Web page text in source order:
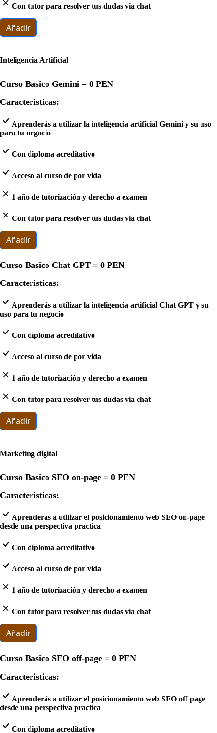
Con tutor para resolver tus dudas via chat
Añadir
Inteligencia Artificial
Curso Basico Gemini = 0 PEN
Caracteristicas:
Aprenderás a utilizar la inteligencia artificial Gemini y su uso
para tu negocio
Con diploma acreditativo
Acceso al curso de por vida
1 año de tutorización y derecho a examen
Con tutor para resolver tus dudas via chat
Añadir
Curso Basico Chat GPT = 0 PEN
Caracteristicas:
Aprenderás a utilizar la inteligencia artificial Chat GPT y su
uso para tu negocio
Con diploma acreditativo
Acceso al curso de por vida
1 año de tutorización y derecho a examen
Con tutor para resolver tus dudas via chat
Añadir
Marketing digital
Curso Basico SEO on-page = 0 PEN
Caracteristicas:
Aprenderás a utilizar el posicionamiento web SEO on-page
desde una perspectiva practica
Con diploma acreditativo
Acceso al curso de por vida
1 año de tutorización y derecho a examen
Con tutor para resolver tus dudas via chat
Añadir
Curso Basico SEO off-page = 0 PEN
Caracteristicas:
Aprenderás a utilizar el posicionamiento web SEO off-page
desde una perspectiva practica
Con diploma acreditativo